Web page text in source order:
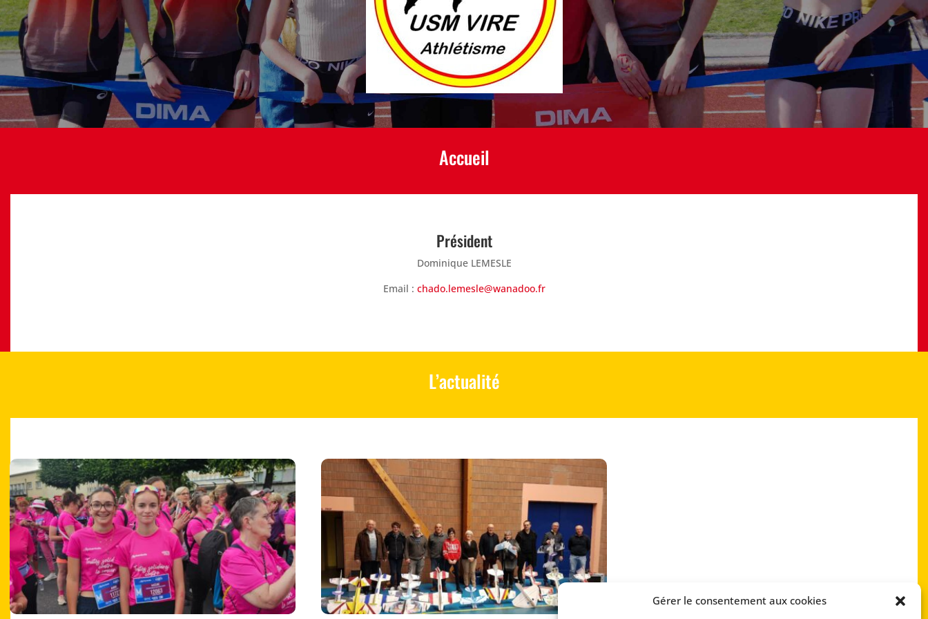
Gérer le consentement aux cookies
Accueil
Président
Dominique LEMESLE
Email : chado.lemesle@wanadoo.fr
L’actualité